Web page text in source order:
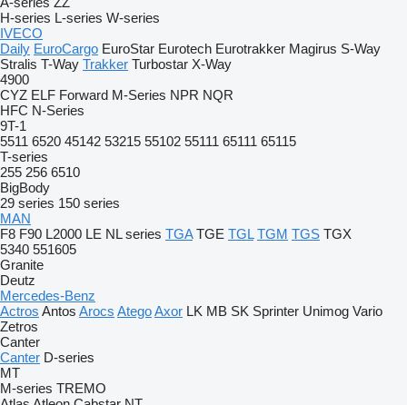
H-series L-series W-series
IVECO
Daily EuroCargo EuroStar Eurotech Eurotrakker Magirus S-Way
Stralis T-Way Trakker Turbostar X-Way
4900
CYZ ELF Forward M-Series NPR NQR
HFC N-Series
9T-1
5511 6520 45142 53215 55102 55111 65111 65115
T-series
255 256 6510
BigBody
29 series 150 series
MAN
F8 F90 L2000 LE NL series TGA TGE TGL TGM TGS TGX
5340 551605
Granite
Deutz
Mercedes-Benz
Actros Antos Arocs AtegoAxor LK MB SK Sprinter Unimog Vario
Zetros
Canter
Canter D-series
MT
M-series TREMO